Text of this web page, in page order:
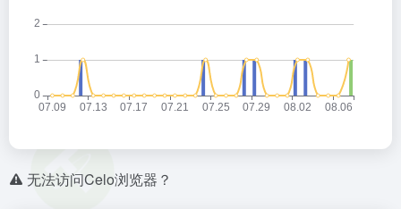
无法访问Celo浏览器？